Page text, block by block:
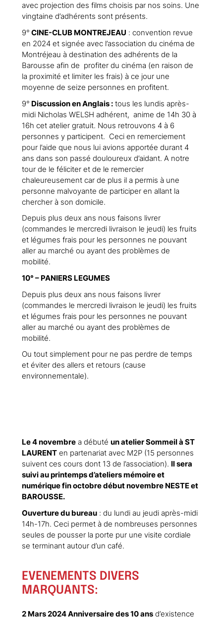
avec projection des films choisis par nos soins. Une
vingtaine d’adhérents sont présents.
9° CINE-CLUB MONTREJEAU : convention revue
en 2024 et signée avec l’association du cinéma de
Montréjeau à destination des adhérents de la
Barousse afin de profiter du cinéma (en raison de
la proximité et limiter les frais) à ce jour une
moyenne de seize personnes en profitent.
9° Discussion en Anglais :tous les lundis après-
midi Nicholas WELSH adhérent, anime de 14h 30 à
16h cet atelier gratuit. Nous retrouvons 4 à 6
personnes y participent. Ceci en remerciement
pour l’aide que nous lui avions apportée durant 4
ans dans son passé douloureux d’aidant. A notre
tour de le féliciter et de le remercier
chaleureusement car de plus il a permis à une
personne malvoyante de participer en allant la
chercher à son domicile.
Depuis plus deux ans nous faisons livrer
(commandes le mercredi livraison le jeudi) les fruits
et légumes frais pour les personnes ne pouvant
aller au marché ou ayant des problèmes de
mobilité.
10° – PANIERS LEGUMES
Depuis plus deux ans nous faisons livrer
(commandes le mercredi livraison le jeudi) les fruits
et légumes frais pour les personnes ne pouvant
aller au marché ou ayant des problèmes de
mobilité.
Ou tout simplement pour ne pas perdre de temps
et éviter des allers et retours (cause
environnementale).
Le 4 novembrea débuté un atelier Sommeil à ST
LAURENTen partenariat avec M2P (15 personnes
suivent ces cours dont 13 de l’association). Il sera
suivi au printemps d’ateliers mémoire et
numérique fin octobre début novembre NESTE et
BAROUSSE.
Ouverture du bureau: du lundi au jeudi après-midi
14h-17h. Ceci permet à de nombreuses personnes
seules de pousser la porte pur une visite cordiale
se terminant autour d’un café.
EVENEMENTS DIVERS
MARQUANTS:
2 Mars 2024 Anniversaire des 10 ansd’existence